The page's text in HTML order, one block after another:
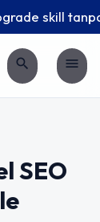
skill
search menu
SEO